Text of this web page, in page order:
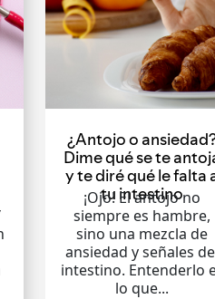
¿Antojo o
Dime qué se te
y te diré qué le falta
tu intestino
¡Ojo! El antojo no
siempre es hambre,
sino una mezcla de
ansiedad y señales
intestino. Entenderlo
lo que...